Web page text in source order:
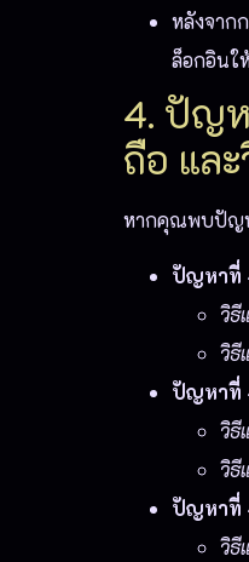
หลังจาก
ล็อกอินใ
4. ปัญ
ถือ แล
หากคุณพบปัญห
ปัญหาที่
วิธี
วิธี
ปัญหาที่
วิธี
วิธี
ปัญหาที่
วิธี